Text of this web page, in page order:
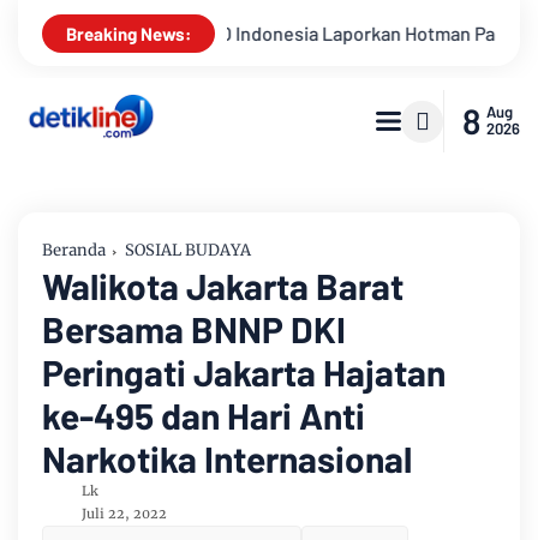
Breaking News:
Laporkan Hotman Paris ke Polda Metro Jaya Terkait Dugaan
8 Aug
2026
Beranda SOSIAL BUDAYA
Walikota Jakarta Barat
Bersama BNNP DKI
Peringati Jakarta Hajatan
ke-495 dan Hari Anti
Narkotika Internasional
Lk
Juli 22, 2022